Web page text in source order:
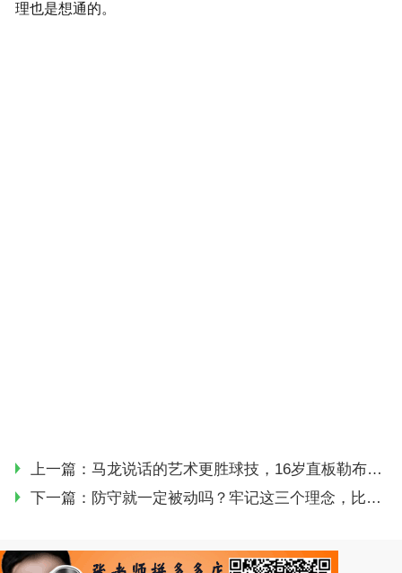
理也是想通的。
上一篇： 马龙说话的艺术更胜球技，16岁直板勒布伦全场压打林昀儒！
下一篇： 防守就一定被动吗？牢记这三个理念，比进攻效果都好！